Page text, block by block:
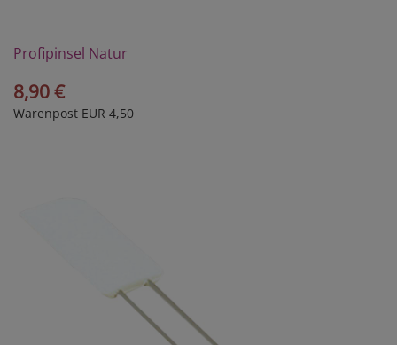
Profipinsel Natur
8,90 €
Warenpost EUR 4,50